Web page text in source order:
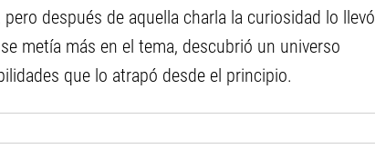
después de aquella charla la curiosidad lo llevó
metía más en el tema, descubrió un universo
que lo atrapó desde el principio.